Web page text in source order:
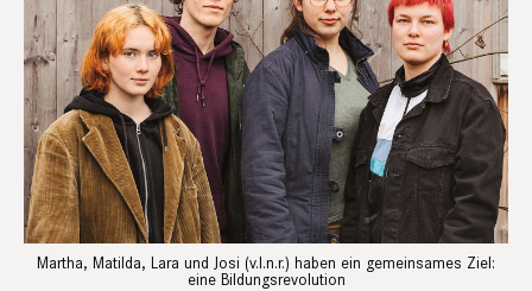
Martha, Matilda, Lara und Josi (v.l.n.r.) haben ein gemeinsames Ziel:
eine Bildungsrevolution